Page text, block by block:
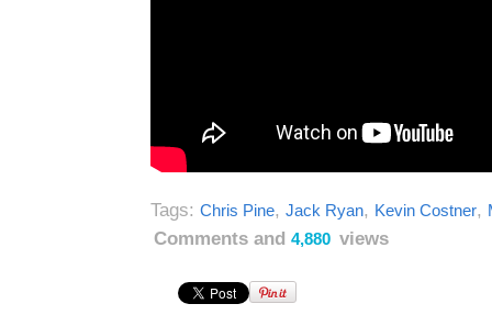
Tags: Chris Pine, Jack Ryan, Kevin Costner,
Comments and 4,880 views